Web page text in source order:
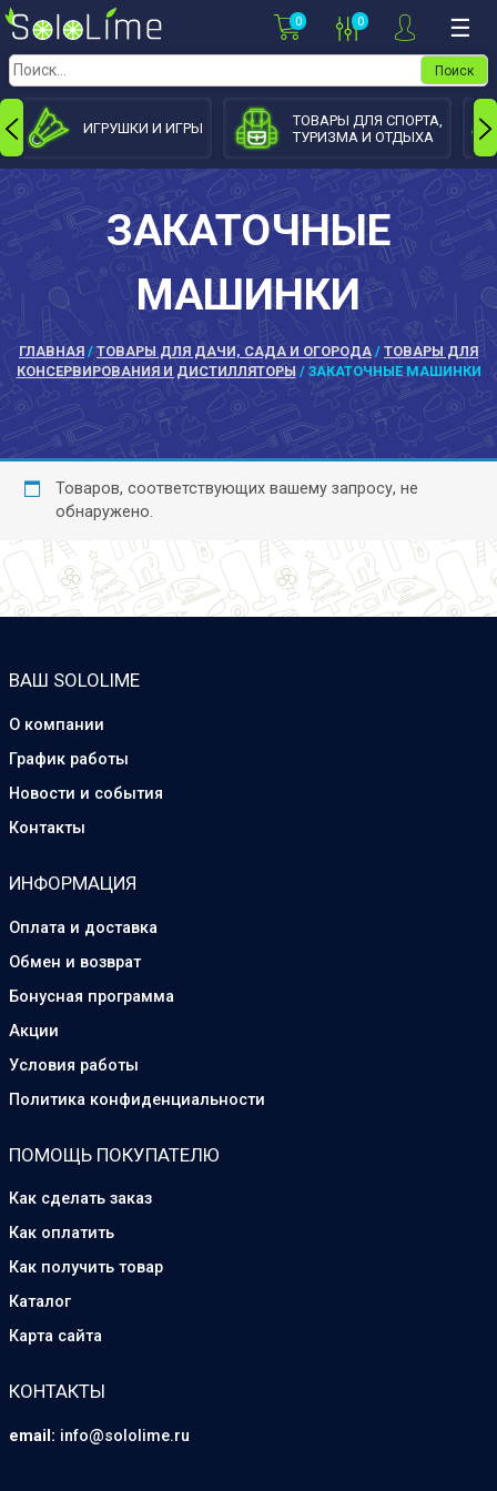
Skip
to
content
0 0 ☰
Найти:
ИГРУШКИ И ИГРЫ
ТОВАРЫ ДЛЯ СПОРТА,
ТУРИЗМА И ОТДЫХА
ЗАКАТОЧНЫЕ
МАШИНКИ
ГЛАВНАЯ / ТОВАРЫ ДЛЯ ДАЧИ, САДА И ОГОРОДА / ТОВАРЫ ДЛЯ
КОНСЕРВИРОВАНИЯ И ДИСТИЛЛЯТОРЫ/ ЗАКАТОЧНЫЕ МАШИНКИ
Товаров, соответствующих вашему запросу, не
обнаружено.
ВАШ SOLOLIME
О компании
График работы
Новости и события
Контакты
ИНФОРМАЦИЯ
Оплата и доставка
Обмен и возврат
Бонусная программа
Акции
Условия работы
Политика конфиденциальности
ПОМОЩЬ ПОКУПАТЕЛЮ
Как сделать заказ
Как оплатить
Как получить товар
Каталог
Карта сайта
КОНТАКТЫ
email: info@sololime.ru